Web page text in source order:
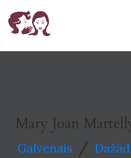
Mary Joan
Galvenais /